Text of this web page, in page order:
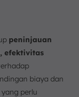
peninjauan
efektivitas
biaya dan
perlu